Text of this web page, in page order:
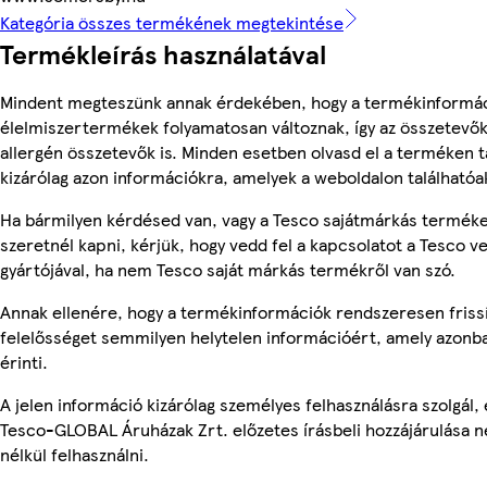
Kategória összes termékének megtekintése
Termékleírás használatával
Mindent megteszünk annak érdekében, hogy a
élelmiszertermékek folyamatosan változnak, így az
allergén összetevők is. Minden esetben olvasd el a terméken
kizárólag azon információkra, amelyek a weboldalon
Ha bármilyen kérdésed van, vagy a Tesco sajátmárkás
szeretnél kapni, kérjük, hogy vedd fel a kapcsolatot a Tesco
gyártójával, ha nem Tesco saját márkás termékről van szó.
Annak ellenére, hogy a termékinformációk rendszeresen
felelősséget semmilyen helytelen információért, amely
érinti.
A jelen információ kizárólag személyes felhasználásra
Tesco-GLOBAL Áruházak Zrt. előzetes írásbeli hozzájárulása
nélkül felhasználni.